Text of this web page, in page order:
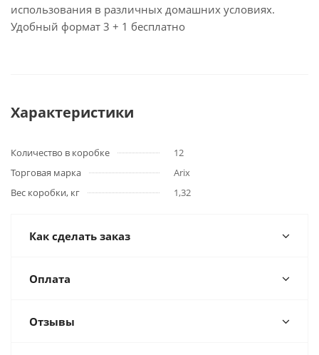
использования в различных домашних условиях.
Удобный формат 3 + 1 бесплатно
Характеристики
Количество в коробке
12
Торговая марка
Arix
Вес коробки, кг
1,32
Как сделать заказ
Оплата
Отзывы